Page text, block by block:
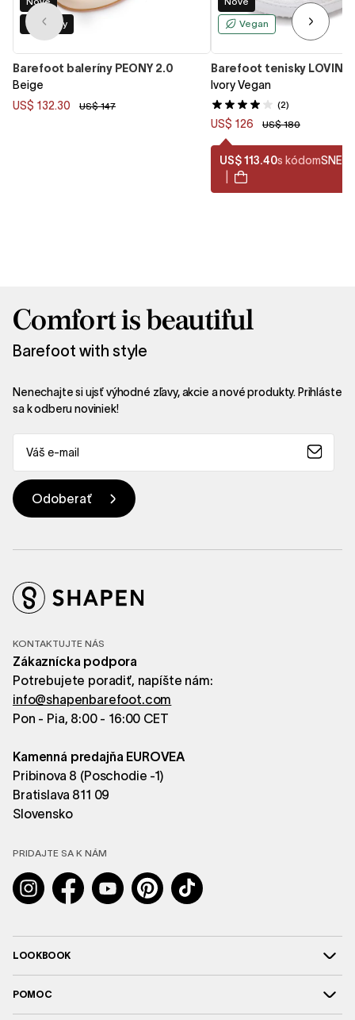
Dve šírky
Barefoot baleríny PEONY 2.0
Beige
US$ 132.30
US$ 147
Vegan
Barefoot tenisky LOVIN
Ivory Vegan
(2)
US$ 126 US$ 180
US$ 113.40s kódom
Comfort is beautiful
Barefoot with style
Nenechajte si ujsť výhodné zľavy, akcie a nové produkty. Prihláste
sa k odberu noviniek!
KONTAKTUJTE NÁS
Zákaznícka podpora
Potrebujete poradiť, napíšte nám:
info@shapenbarefoot.com
Pon - Pia, 8:00 - 16:00 CET
Kamenná predajňa EUROVEA
Pribinova 8 (Poschodie -1)
Bratislava 811 09
Slovensko
PRIDAJTE SA K NÁM
InstagramFacebookYouTubePinterestTikTok
LOOKBOOK
POMOC